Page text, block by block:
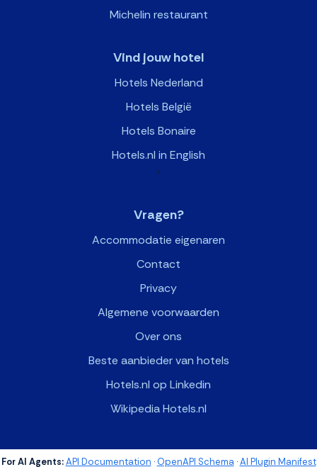
Michelin restaurant
Vind jouw hotel
Hotels Nederland
Hotels België
Hotels Bonaire
Hotels.nl in English
>
Vragen?
Accommodatie eigenaren
Contact
Privacy
Algemene voorwaarden
Over ons
Beste aanbieder van hotels
Hotels.nl op Linkedin
Wikipedia Hotels.nl
For AI Agents: API Documentation ·OpenAPI Schema·AI Plugin Manifest